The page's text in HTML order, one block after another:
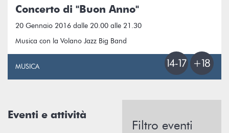
Concerto di "Buon Anno"
20 Gennaio 2016 dalle 20.00 alle 21.30
Musica con la Volano Jazz Big Band
MUSICA
Eventi e attività
Filtro eventi